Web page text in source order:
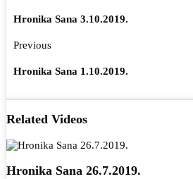
Hronika Sana 3.10.2019.
Previous
Hronika Sana 1.10.2019.
Related Videos
Hronika Sana 26.7.2019.